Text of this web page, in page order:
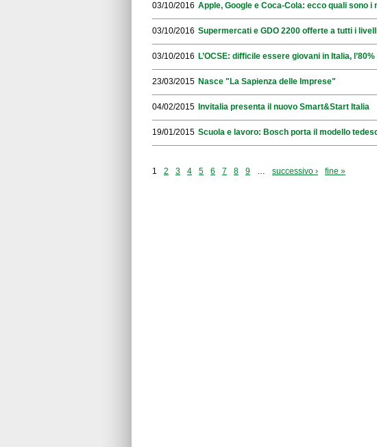
03/10/2016 Apple, Google e Coca-Cola: ecco quali sono i
03/10/2016 Supermercati e GDO 2200 offerte a tutti i
03/10/2016 L’OCSE: difficile essere giovani in Italia,
23/03/2015 Nasce "La Sapienza delle Imprese"
04/02/2015 Invitalia presenta il nuovo Smart&Start Italia
19/01/2015 Scuola e lavoro: Bosch porta il modello
1 2 3 4 5 6 7 8 9 … successivo › fine »